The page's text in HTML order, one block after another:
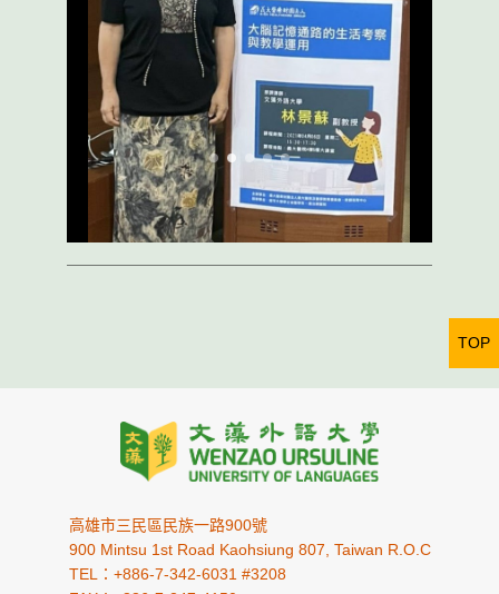
高雄市三民區民族一路900號
900 Mintsu 1st Road Kaohsiung 807, Taiwan R.O.C
TEL：+886-7-342-6031 #3208
TOP